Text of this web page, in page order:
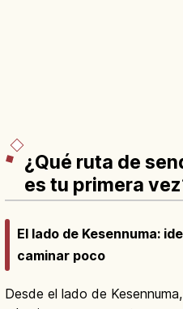
¿Qué ruta de
es tu primera
El lado de Kesennuma:
caminar poco
Desde el lado de